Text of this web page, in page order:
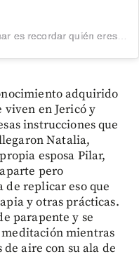
Una publicación compartida por Sanar es recordar quién eres 🌟🙌🏼🌈 (@fundaciondespertarysanar)
adquirido
viven en Jericó y
instrucciones que
Natalia,
esposa Pilar,
pero
de replicar eso que
y otras prácticas.
parapente y se
meditación mientras
aire con su ala de